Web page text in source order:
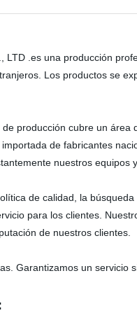
LTD .es una producción
Los productos se
producción cubre un
de fabricantes
nuestros
de calidad, la
para los clientes.
de nuestros clientes.
Garantizamos un servicio